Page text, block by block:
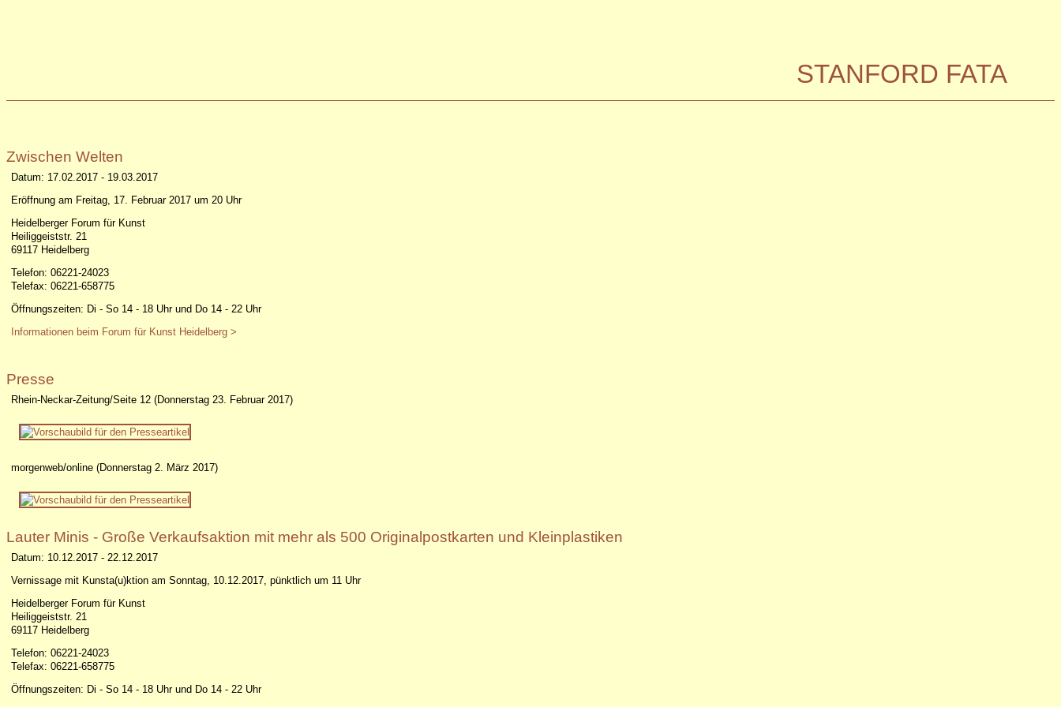
STANFORD FATA
Zwischen Welten
Datum: 17.02.2017 - 19.03.2017
Eröffnung am Freitag, 17. Februar 2017 um 20 Uhr
Heidelberger Forum für Kunst
Heiliggeiststr. 21
69117 Heidelberg
Telefon: 06221-24023
Telefax: 06221-658775
Öffnungszeiten: Di - So 14 - 18 Uhr und Do 14 - 22 Uhr
Informationen beim Forum für Kunst Heidelberg >
Presse
Rhein-Neckar-Zeitung/Seite 12 (Donnerstag 23. Februar 2017)
morgenweb/online (Donnerstag 2. März 2017)
Lauter Minis - Große Verkaufsaktion mit mehr als 500 Originalpostkarten und Kleinplastiken
Datum: 10.12.2017 - 22.12.2017
Vernissage mit Kunsta(u)ktion am Sonntag, 10.12.2017, pünktlich um 11 Uhr
Heidelberger Forum für Kunst
Heiliggeiststr. 21
69117 Heidelberg
Telefon: 06221-24023
Telefax: 06221-658775
Öffnungszeiten: Di - So 14 - 18 Uhr und Do 14 - 22 Uhr